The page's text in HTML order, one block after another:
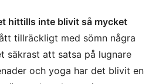
hittills inte blivit så mycket
tillräckligt med sömn några
säkrast att satsa på lugnare
och yoga har det blivit en